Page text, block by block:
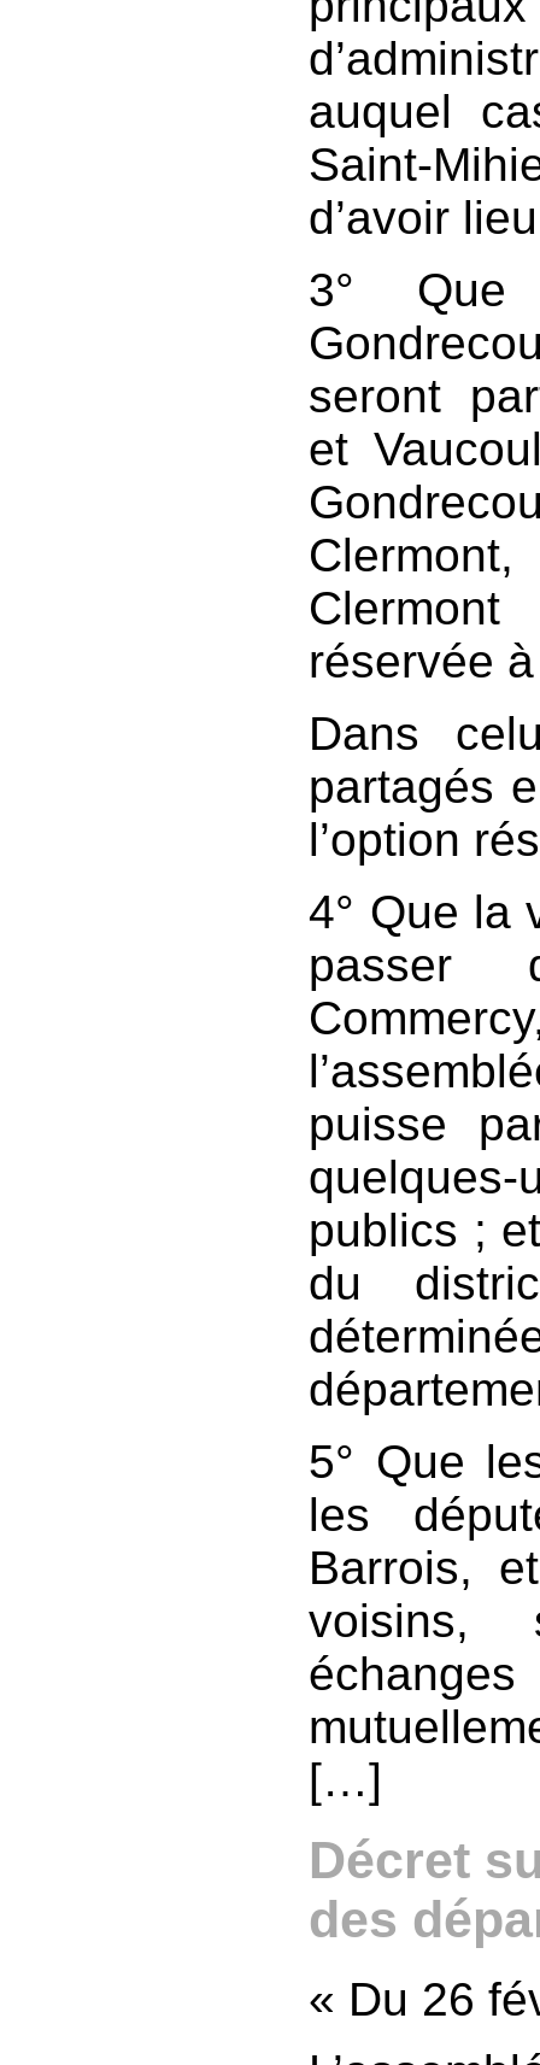
auquel
Saint-
d’avoir
3°
seront
et
réservée
Dans
partagés
l’option
4° Que la
passer
puisse
publics ;
du
5° Que
les
Barrois,
voisins,
[…]
Décret
des
« Du 26